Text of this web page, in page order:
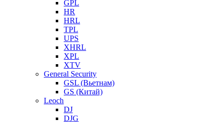
GPL
HR
HRL
TPL
UPS
XHRL
XPL
XTV
General Security
GSL (Вьетнам)
GS (Китай)
Leoch
DJ
DJG